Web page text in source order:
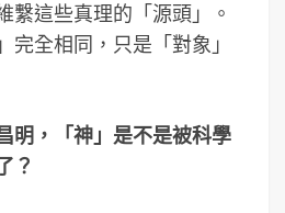
繫這些真理的「源頭」。
完全相同，只是「對象」
，「神」是不是被科學
？